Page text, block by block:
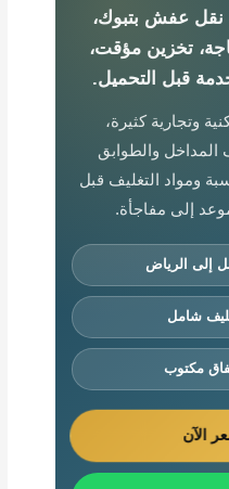
نقل عفش بتبوك،
تخزين مؤقت،
قبل التحميل.
وتجارية كثيرة،
المداخل والطوابق
ومواد التغليف قبل
إلى مفاجأة.
إلى الرياض
شامل
مكتوب
الآن